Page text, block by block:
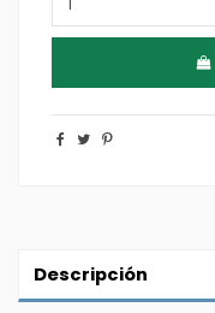
Descripción